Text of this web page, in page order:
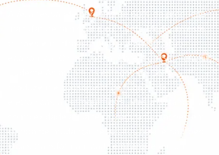
A Ásia responde por mais de 60% da produção
manufatureira global e o Oriente Médio investe
trilhões em infraestrutura e diversificação
econômica. China, Japão, Coreia do Sul, Taiwan,
Sudeste Asiático e os estados do Golfo
produzem e consomem de tudo — de
eletrônicos a petroquímicos. Mas a distância, a
complexidade aduaneira, regulamentações em
constante mudança, requisitos halal e padrões
locais transformam cada embarque em um